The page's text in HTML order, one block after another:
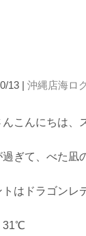
13 | 沖縄店海ロ
こんにちは、
過ぎて、べた凪
トはドラゴンレ
、その時のク
いでいても、